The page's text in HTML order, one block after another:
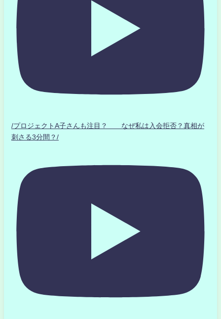
/プロジェクトA子さんも注目？ なぜ私は入会拒否？真相が
刺さる3分間？/